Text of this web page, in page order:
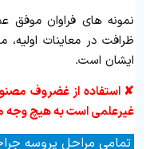
نمونه های فراوان موفق
ظرافت در معاینات اولیه،
ایشان است.
✘ استفاده از غضروف
غیرعلمی است به هیچ وجه
تمامی مراحل پروسه